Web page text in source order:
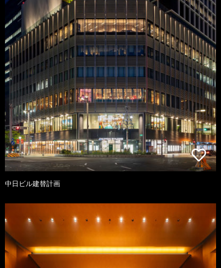
中日ビル建替計画